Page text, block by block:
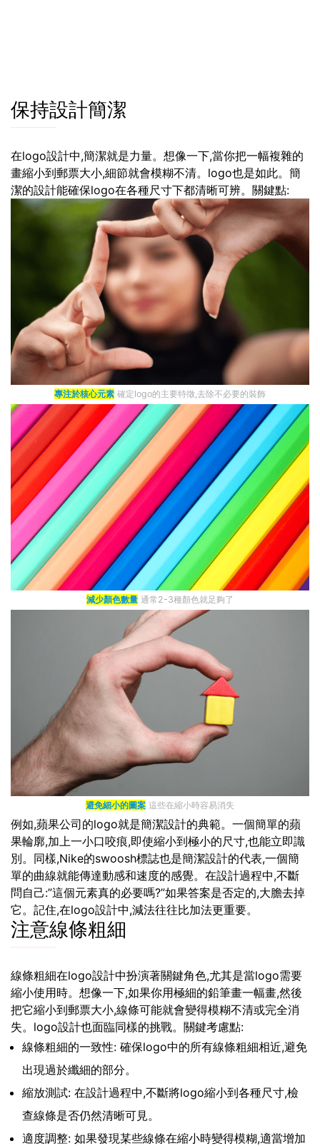
保持設計簡潔
在logo設計中,簡潔就是力量。想像一下,當你把一幅複雜的
畫縮小到郵票大小,細節就會模糊不清。logo也是如此。簡
潔的設計能確保logo在各種尺寸下都清晰可辨。關鍵點:
專注於核心元素 確定logo的主要特徵,去除不必要的裝飾
減少顏色數量 通常2-3種顏色就足夠了
避免細小的圖案 這些在縮小時容易消失
例如,蘋果公司的logo就是簡潔設計的典範。一個簡單的蘋
果輪廓,加上一小口咬痕,即使縮小到極小的尺寸,也能立即識
別。同樣,Nike的swoosh標誌也是簡潔設計的代表,一個簡
單的曲線就能傳達動感和速度的感覺。在設計過程中,不斷
問自己:”這個元素真的必要嗎?”如果答案是否定的,大膽去掉
它。記住,在logo設計中,減法往往比加法更重要。
注意線條粗細
線條粗細在logo設計中扮演著關鍵角色,尤其是當logo需要
縮小使用時。想像一下,如果你用極細的鉛筆畫一幅畫,然後
把它縮小到郵票大小,線條可能就會變得模糊不清或完全消
失。logo設計也面臨同樣的挑戰。關鍵考慮點:
線條粗細的一致性: 確保logo中的所有線條粗細相近,避免
出現過於纖細的部分。
縮放測試: 在設計過程中,不斷將logo縮小到各種尺寸,檢
查線條是否仍然清晰可見。
適度調整: 如果發現某些線條在縮小時變得模糊,適當增加